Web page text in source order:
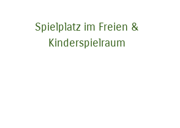
Spielplatz im Freien &
Kinderspielraum